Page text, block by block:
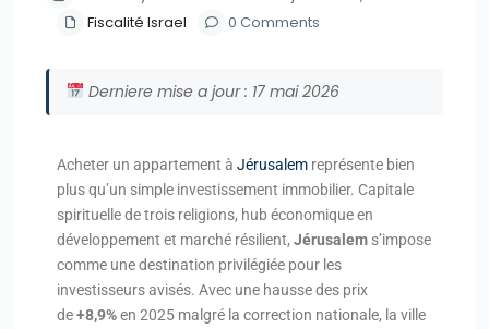
Fiscalité Israel
0 Comments
Derniere mise a jour : 17 mai 2026
Acheter un appartement à Jérusalem représente bien
plus qu’un simple investissement immobilier. Capitale
spirituelle de trois religions, hub économique en
développement et marché résilient, Jérusalem s’impose
comme une destination privilégiée pour les
investisseurs avisés. Avec une hausse des prix
de+8,9%en 2025 malgré la correction nationale, la ville